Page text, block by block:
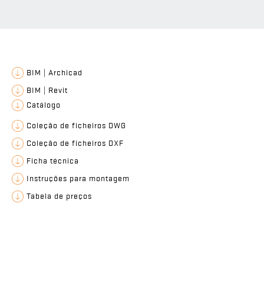
BIM | Archicad
BIM | Revit
Catálogo
Coleção de ficheiros DWG
Coleção de ficheiros DXF
Ficha técnica
Instruções para montagem
Tabela de preços